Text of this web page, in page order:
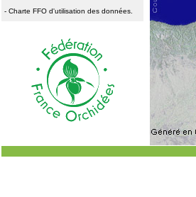
- Charte FFO d'utilisation des données.